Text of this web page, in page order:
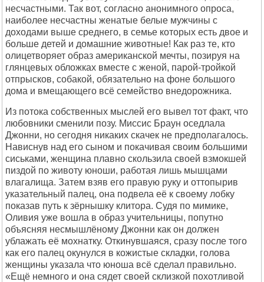
несчастными. Так вот, согласно анонимного опроса,
наиболее несчастны женатые белые мужчины с
доходами выше среднего, в семье которых есть двое и
больше детей и домашние животные! Как раз те, кто
олицетворяет образ американской мечты, позируя на
глянцевых обложках вместе с женой, парой-тройкой
отпрысков, собакой, обязательно на фоне большого
дома и вмещающего всё семейство внедорожника.
Из потока собственных мыслей его вывел тот факт, что
любовники сменили позу. Миссис Браун оседлала
Джонни, но сегодня никаких скачек не предполагалось.
Нависнув над его сыном и покачивая своим большими
сиськами, женщина плавно скользила своей взмокшей
пиздой по животу юноши, работая лишь мышцами
влагалища. Затем взяв его правую руку и оттопырив
указательный палец, она подвела её к своему лобку
показав путь к зёрнышку клитора. Судя по мимике,
Оливия уже вошла в образ учительницы, попутно
объясняя несмышлёному Джонни как он должен
ублажать её мохнатку. Откинувшаяся, сразу после того
как его палец окунулся в кожистые складки, голова
женщины указала что юноша всё сделал правильно.
«Ещё немного и она сядет своей склизкой похотливой